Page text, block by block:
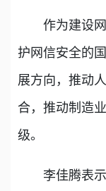
作为建设网
护网信安全的
展方向，推动
合，推动制造
级。
李佳腾表示